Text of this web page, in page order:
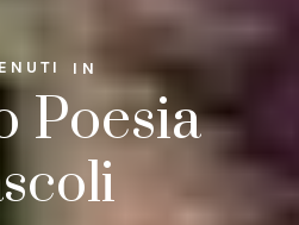
Poesia
N U T I I N